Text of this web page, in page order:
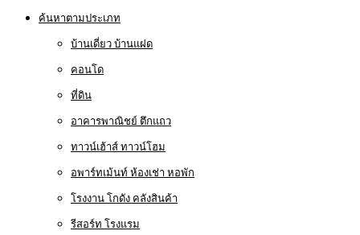
ค้นหาตามประเภท
บ้านเดี่ยว บ้านแฝด
คอนโด
ที่ดิน
อาคารพาณิชย์ ตึกแถว
ทาวน์เฮ้าส์ ทาวน์โฮม
อพาร์ทเม้นท์ ห้องเช่า หอพัก
โรงงาน โกดัง คลังสินค้า
รีสอร์ท โรงแรม